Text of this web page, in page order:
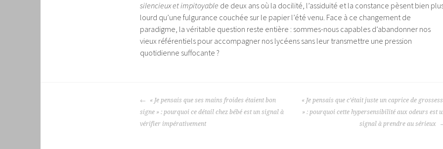
silencieux et impitoyable de deux ans où la docilité, l’assiduité et la constance pèsent bien
lourd qu’une fulgurance couchée sur le papier l’été venu. Face à ce changement de
paradigme, la véritable question reste entière : sommes-nous capables d’abandonner nos
vieux référentiels pour accompagner nos lycéens sans leur transmettre une pression
quotidienne suffocante ?
NAVIGATION
DES
ARTICLES
« Je pensais que ses mains froides étaient bon
signe » : pourquoi ce détail chez bébé est un signal à
vérifier impérativement
« Je pensais que c’était juste un caprice de
» : pourquoi cette hypersensibilité aux odeurs est
signal à prendre au sérieux